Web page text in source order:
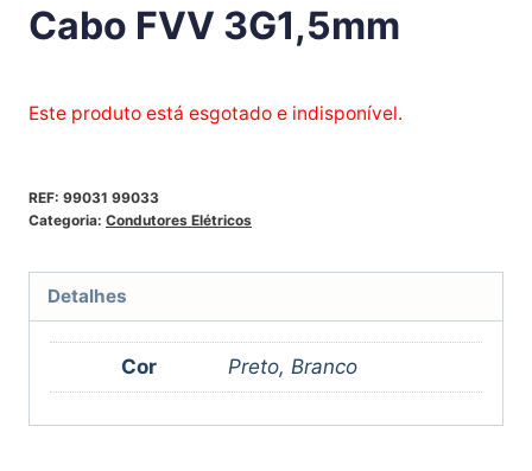
Cabo FVV 3G1,5mm
Este produto está esgotado e indisponível.
REF: 99031 99033
Categoria: Condutores Elétricos
Detalhes
Cor Preto, Branco